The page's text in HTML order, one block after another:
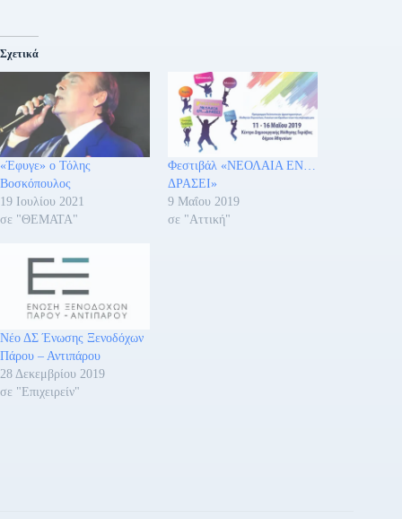
Σχετικά
«Έφυγε» ο Τόλης
Βοσκόπουλος
19 Ιουλίου 2021
σε "ΘΕΜΑΤΑ"
Φεστιβάλ «ΝΕΟΛΑΙΑ ΕΝ…
ΔΡΑΣΕΙ»
9 Μαΐου 2019
σε "Αττική"
Νέο ΔΣ Ένωσης Ξενοδόχων
Πάρου – Αντιπάρου
28 Δεκεμβρίου 2019
σε "Επιχειρείν"